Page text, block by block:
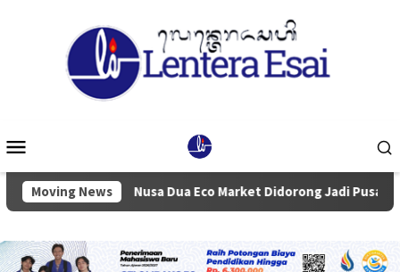
Mobile
Moving NewsNusa Dua Eco Market Didorong Jadi Pusat